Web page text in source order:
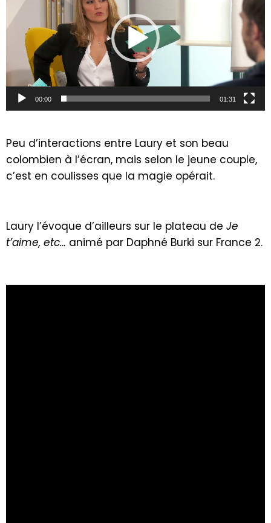
00:00 01:31
Peu d’interactions entre Laury et son beau
colombien à l’écran, mais selon le jeune couple,
c’est en coulisses que la magie opérait.
Laury l’évoque d’ailleurs sur le plateau de Je
t’aime, etc… animé par Daphné Burki sur France 2.